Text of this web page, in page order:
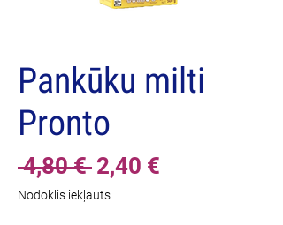
Pankūku milti
Pronto
4,80 € Parastā
cena
2,40 €
Nodoklis iekļauts